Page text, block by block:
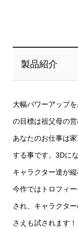
製品紹介
大幅パワーアップ
の目標は祖父母の
あなたのお仕事は
する事です。3Dに
キャラクター達が
今作ではトロフィ
され、キャラクタ
さえも試されます！